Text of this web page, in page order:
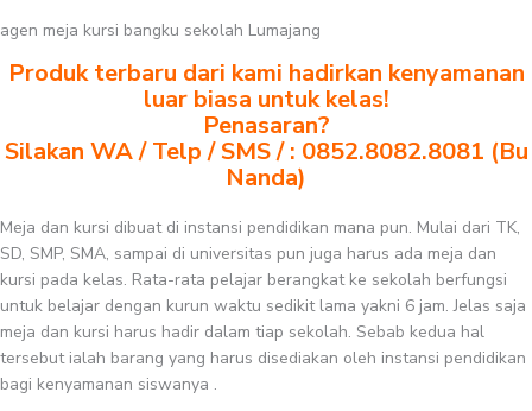
agen meja kursi bangku sekolah Lumajang
Produk terbaru dari kami hadirkan kenyamanan
luar biasa untuk kelas!
Penasaran?
Silakan WA / Telp / SMS / : 0852.8082.8081 (Bu
Nanda)
Meja dan kursi dibuat di instansi pendidikan mana pun. Mulai dari TK,
SD, SMP, SMA, sampai di universitas pun juga harus ada meja dan
kursi pada kelas. Rata-rata pelajar berangkat ke sekolah berfungsi
untuk belajar dengan kurun waktu sedikit lama yakni 6 jam. Jelas saja
meja dan kursi harus hadir dalam tiap sekolah. Sebab kedua hal
tersebut ialah barang yang harus disediakan oleh instansi pendidikan
bagi kenyamanan siswanya .